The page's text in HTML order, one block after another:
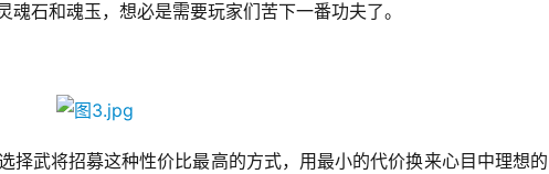
石和魂玉，想必是需要玩家们苦下一番功夫了。
择武将招募这种性价比最高的方式，用最小的代价换来心目中理想的